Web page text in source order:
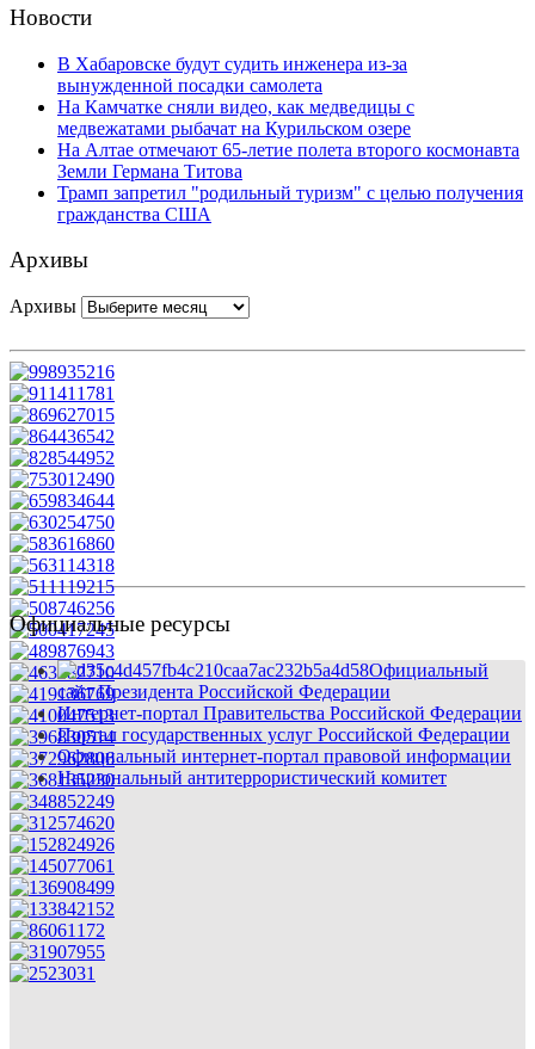
Новости
В Хабаровске будут судить инженера из-за
вынужденной посадки самолета
На Камчатке сняли видео, как медведицы с
медвежатами рыбачат на Курильском озере
На Алтае отмечают 65-летие полета второго космонавта
Земли Германа Титова
Трамп запретил "родильный туризм" с целью получения
гражданства США
Архивы
Архивы
Официальные ресурсы
Официальный
сайт Президента Российской Федерации
Интернет-портал Правительства Российской Федерации
Портал государственных услуг Российской Федерации
Официальный интернет-портал правовой информации
Национальный антитеррористический комитет